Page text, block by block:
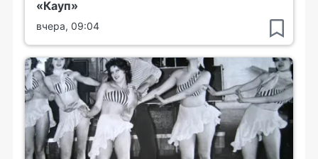
«Кауп»
вчера, 09:04